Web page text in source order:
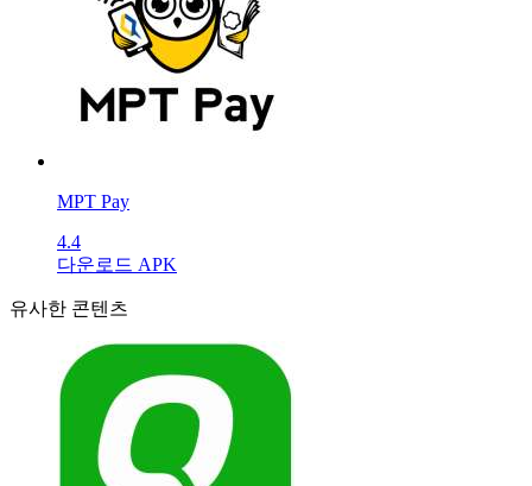
MPT Pay
4.4
다운로드 APK
유사한 콘텐츠